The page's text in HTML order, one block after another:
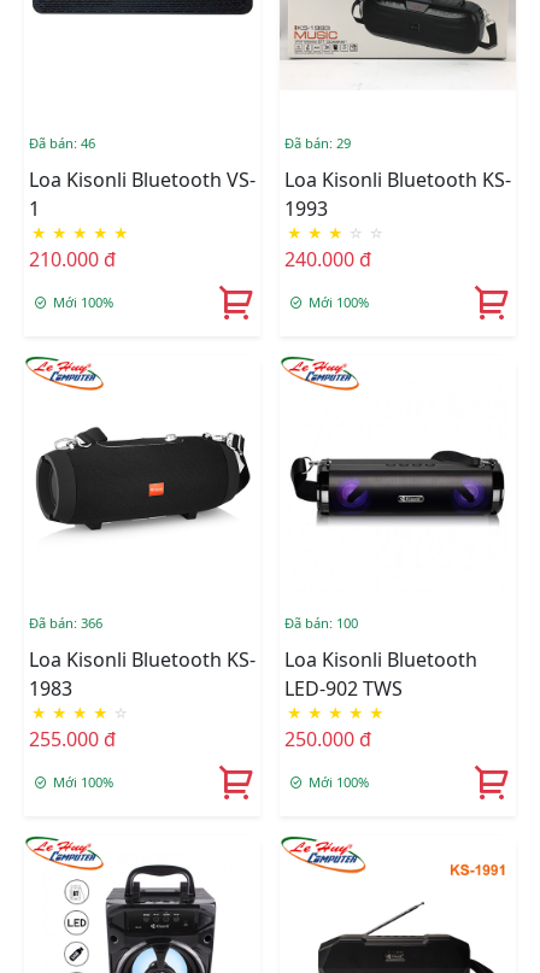
Đã bán: 46
Loa Kisonli Bluetooth VS-
1
★ ★ ★ ★ ★
210.000 đ
Mới 100%
Đã bán: 29
Loa Kisonli Bluetooth KS-
1993
★ ★ ★ ☆ ☆
240.000 đ
Mới 100%
Đã bán: 366
Loa Kisonli Bluetooth KS-
1983
★ ★ ★ ★ ☆
255.000 đ
Mới 100%
Đã bán: 100
Loa Kisonli Bluetooth
LED-902 TWS
★ ★ ★ ★ ★
250.000 đ
Mới 100%